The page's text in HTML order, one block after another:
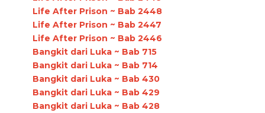
Life After Prison ~ Bab 2448
Life After Prison ~ Bab 2447
Life After Prison ~ Bab 2446
Bangkit dari Luka ~ Bab 715
Bangkit dari Luka ~ Bab 714
Bangkit dari Luka ~ Bab 430
Bangkit dari Luka ~ Bab 429
Bangkit dari Luka ~ Bab 428